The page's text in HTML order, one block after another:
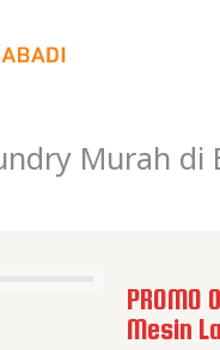
Murah di
Mesin